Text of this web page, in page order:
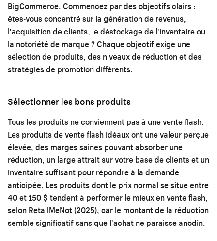
BigCommerce. Commencez par des objectifs clairs :
êtes-vous concentré sur la génération de revenus,
l'acquisition de clients, le déstockage de l'inventaire ou
la notoriété de marque ? Chaque objectif exige une
sélection de produits, des niveaux de réduction et des
stratégies de promotion différents.
Sélectionner les bons produits
Tous les produits ne conviennent pas à une vente flash.
Les produits de vente flash idéaux ont une valeur perçue
élevée, des marges saines pouvant absorber une
réduction, un large attrait sur votre base de clients et un
inventaire suffisant pour répondre à la demande
anticipée. Les produits dont le prix normal se situe entre
40 et 150 $ tendent à performer le mieux en vente flash,
selon RetailMeNot (2025), car le montant de la réduction
semble significatif sans que l'achat ne paraisse anodin.